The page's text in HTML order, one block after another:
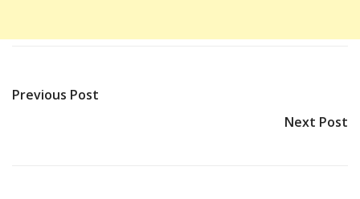
Previous Post
Next Post